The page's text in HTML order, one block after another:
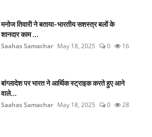
मनोज तिवारी ने बताया-भारतीय सशस्त्र बलों के
शानदार काम ...
Saahas Samachar May 18, 2025 0 16
बांग्लादेश पर भारत ने आर्थिक स्ट्राइक करते हुए आने
वाले...
Saahas Samachar May 18, 2025 0 28